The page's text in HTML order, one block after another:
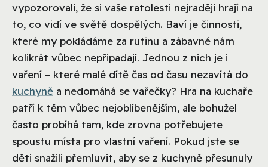
vypozorovali, že si vaše ratolesti nejraději hrají na
to, co vidí ve světě dospělých. Baví je činnosti,
které my pokládáme za rutinu a zábavné nám
kolikrát vůbec nepřipadají. Jednou z nich je i
vaření – které malé dítě čas od času nezavítá do
kuchyně a nedomáhá se vařečky? Hra na kuchaře
patří k těm vůbec nejoblíbenějším, ale bohužel
často probíhá tam, kde zrovna potřebujete
spoustu místa pro vlastní vaření. Pokud jste se
děti snažili přemluvit, aby se z kuchyně přesunuly